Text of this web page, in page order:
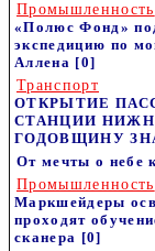
Промышленность
«Полюс Фонд»
экспедицию по
Аллена [0]
Транспорт
ОТКРЫТИЕ
СТАНЦИИ
ГОДОВЩИНУ
От мечты о небе
Промышленность
Маркшейдеры
проходят
сканера [0]